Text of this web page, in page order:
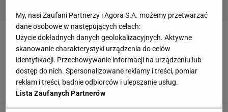
AKCESORIA
Ta kuweta sprząta się sama. Kot zachwycony,
ty masz święty spokój
AKCESORIA ZWIERZĘTA
My, nasi Zaufani Partnerzy i Agora S.A. możemy przetwarzać
dane osobowe w następujących celach:
Użycie dokładnych danych geolokalizacyjnych. Aktywne
skanowanie charakterystyki urządzenia do celów
identyfikacji. Przechowywanie informacji na urządzeniu lub
dostęp do nich. Spersonalizowane reklamy i treści, pomiar
reklam i treści, badnie odbiorców i ulepszanie usług.
Lista Zaufanych Partnerów